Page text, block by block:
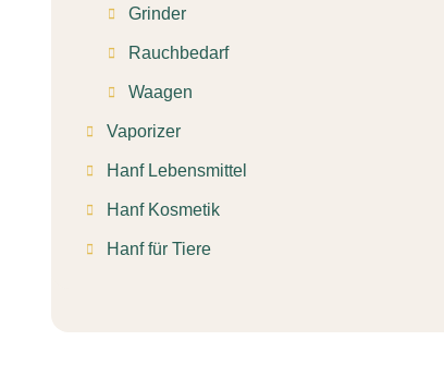
Grinder
Rauchbedarf
Waagen
Vaporizer
Hanf Lebensmittel
Hanf Kosmetik
Hanf für Tiere